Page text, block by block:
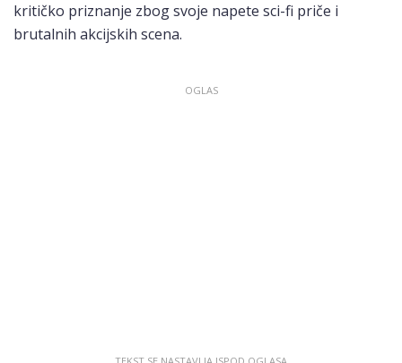
kritičko priznanje zbog svoje napete sci-fi priče i
brutalnih akcijskih scena.